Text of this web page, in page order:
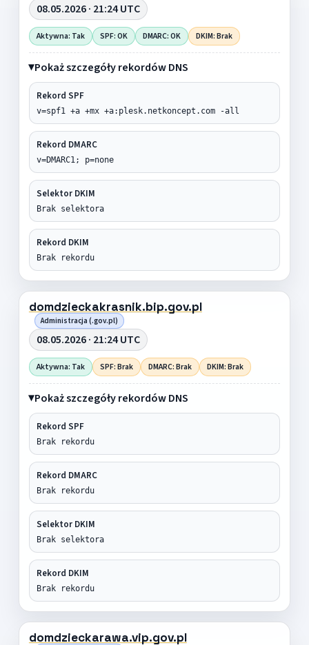
08.05.2026 · 21:24 UTC
Aktywna: Tak SPF: OK DMARC: OK DKIM: Brak
Pokaż szczegóły rekordów DNS
Rekord SPF
v=spf1 +a +mx +a:plesk.netkoncept.com -all
Rekord DMARC
v=DMARC1; p=none
Selektor DKIM
Brak selektora
Rekord DKIM
Brak rekordu
domdzieckakrasnik.bip.gov.pl
Administracja (.gov.pl)
08.05.2026 · 21:24 UTC
Aktywna: Tak SPF: Brak DMARC: Brak DKIM: Brak
Pokaż szczegóły rekordów DNS
Rekord SPF
Brak rekordu
Rekord DMARC
Brak rekordu
Selektor DKIM
Brak selektora
Rekord DKIM
Brak rekordu
domdzieckarawa.vip.gov.pl